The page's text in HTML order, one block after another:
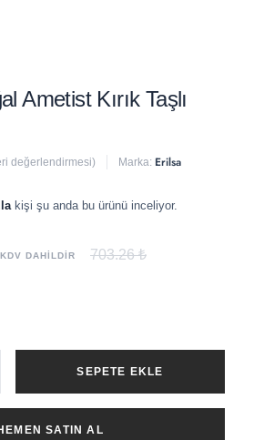
Ametist Kırık Taşlı
değerlendirmesi) Marka: Erilsa
kişi şu anda bu ürünü inceliyor.
DAHİLDİR 703.26 ₺
SEPETE EKLE
SATIN AL